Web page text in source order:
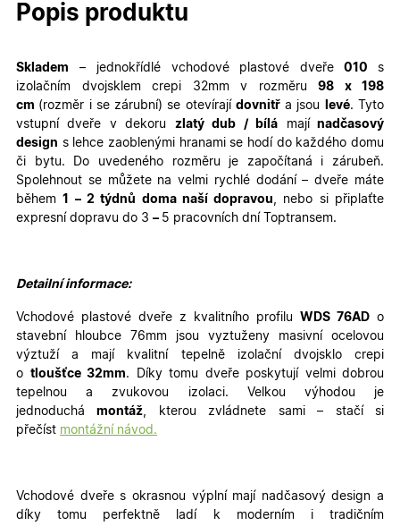
Popis produktu
Skladem – jednokřídlé vchodové plastové dveře 010 s
izolačním dvojsklem crepi 32mm v rozměru 98 x 198
cm (rozměr i se zárubní) se otevírají dovnitřa jsou levé. Tyto
vstupní dveře v dekoru zlatý dub / bílá majínadčasový
design s lehce zaoblenými hranami se hodí do každého domu
či bytu. Do uvedeného rozměru je započítaná i zárubeň.
Spolehnout se můžete na velmi rychlé dodání – dveře máte
během1 – 2 týdnů doma naší dopravou, nebo si připlaťte
expresní dopravu do 3 – 5 pracovních dní Toptransem.
Detailní informace:
Vchodové plastové dveře z kvalitního profilu WDS 76AD o
stavební hloubce 76mm jsou vyztuženy masivní ocelovou
výztuží a mají kvalitní tepelně izolační dvojsklo crepi
o tloušťce 32mm. Díky tomu dveře poskytují velmi dobrou
tepelnou a zvukovou izolaci. Velkou výhodou je
jednoduchámontáž, kterou zvládnete sami – stačí si
přečíst montážní návod.
Vchodové dveře s okrasnou výplní mají nadčasový design a
díky tomu perfektně ladí k moderním i tradičním